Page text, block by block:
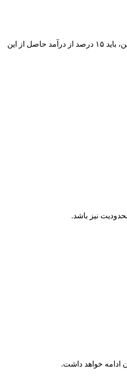
برای ادامه فروش تراشه‌های هوش مصنوعی خود در چین، باید ۱۵ درصد از درآمد حاصل از این
نیز باشد.
ادامه خواهد داشت.